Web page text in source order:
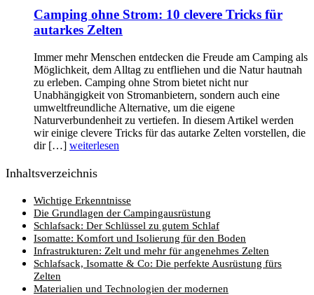
Camping ohne Strom: 10 clevere Tricks für
autarkes Zelten
Immer mehr Menschen entdecken die Freude am Camping als
Möglichkeit, dem Alltag zu entfliehen und die Natur hautnah
zu erleben. Camping ohne Strom bietet nicht nur
Unabhängigkeit von Stromanbietern, sondern auch eine
umweltfreundliche Alternative, um die eigene
Naturverbundenheit zu vertiefen. In diesem Artikel werden
wir einige clevere Tricks für das autarke Zelten vorstellen, die
dir […] weiterlesen
Inhaltsverzeichnis
Wichtige Erkenntnisse
Die Grundlagen der Campingausrüstung
Schlafsack: Der Schlüssel zu gutem Schlaf
Isomatte: Komfort und Isolierung für den Boden
Infrastrukturen: Zelt und mehr für angenehmes Zelten
Schlafsack, Isomatte & Co: Die perfekte Ausrüstung fürs
Zelten
Materialien und Technologien der modernen